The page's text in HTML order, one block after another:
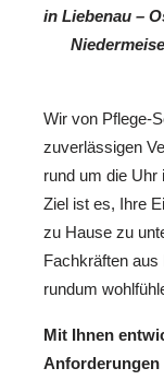
in Liebenau –
Wir von Pflege-
zuverlässigen
rund um die Uhr
Ziel ist es, Ihre
zu Hause zu
Fachkräften
rundum
Mit Ihnen
Anforderungen